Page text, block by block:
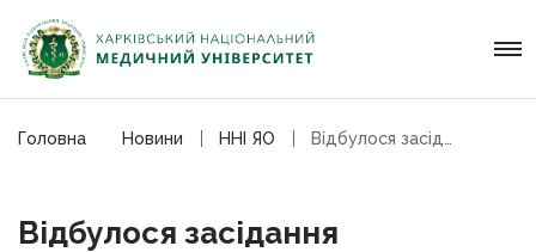
Головна Новини ННІ ЯО
Відбулося засідання